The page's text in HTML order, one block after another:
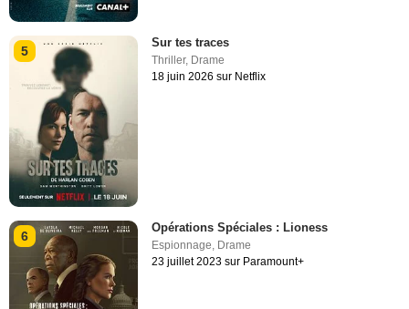
5
Sur tes traces
Thriller, Drame
18 juin 2026 sur Netflix
6
Opérations Spéciales : Lioness
Espionnage, Drame
23 juillet 2023 sur Paramount+